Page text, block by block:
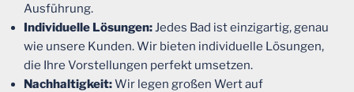
Ausführung.
Individuelle Lösungen: Jedes Bad ist einzigartig, genau
wie unsere Kunden. Wir bieten individuelle Lösungen,
die Ihre Vorstellungen perfekt umsetzen.
Nachhaltigkeit:Wir legen großen Wert auf